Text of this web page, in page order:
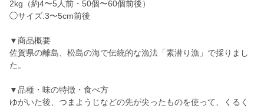
2kg（約4〜5人前・50個〜60個前後）
◯サイズ:3〜5cm前後
▼商品概要
佐賀県の離島、松島の海で伝統的な漁法「素潜り漁」で採りまし
た。
▼品種・味の特徴・食べ方
ゆがいた後、つまようじなどの先が尖ったものを使って、くるく